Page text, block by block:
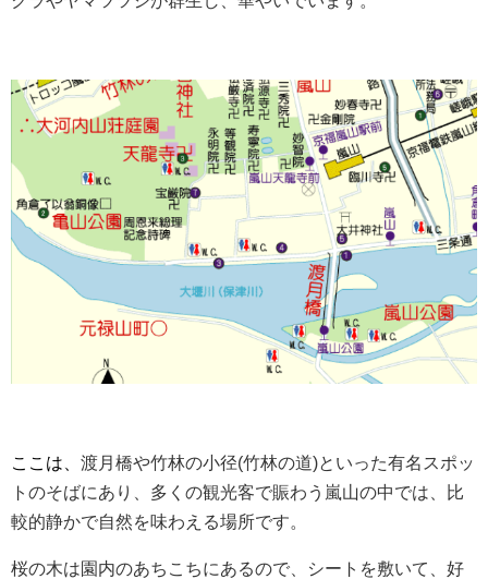
ここは、 渡月橋や竹林の小径(竹林の道)といった有名スポッ
トのそばにあり、多くの観光客で賑わう嵐山の中では、比
較的静かで自然を味わえる場所です。
桜の木は園内のあちこちにあるので、シートを敷いて、好